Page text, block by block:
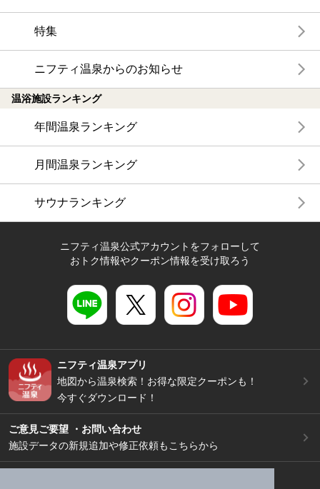
特集
ニフティ温泉からのお知らせ
温浴施設ランキング
年間温泉ランキング
月間温泉ランキング
サウナランキング
ニフティ温泉公式アカウントをフォローして
おトク情報やクーポン情報を受け取ろう
ニフティ温泉アプリ
地図から温泉検索！お得な限定クーポンも！
今すぐダウンロード！
ご意見ご要望 ・お問い合わせ
施設データの新規追加や修正依頼もこちらから